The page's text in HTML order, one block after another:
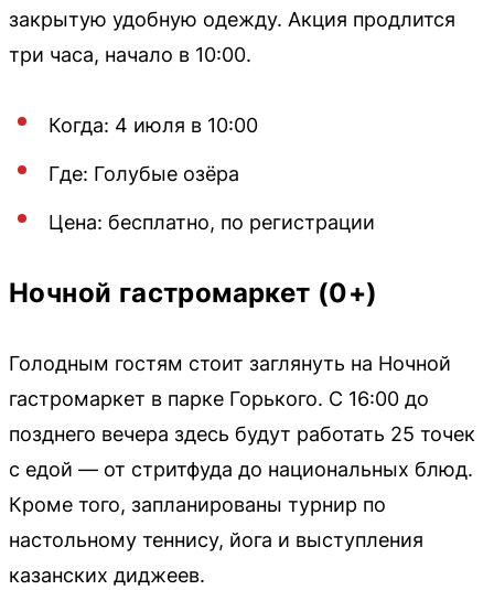
закрытую удобную одежду. Акция продлится
три часа, начало в 10:00.
Когда: 4 июля в 10:00
Где: Голубые озёра
Цена: бесплатно, по регистрации
Ночной гастромаркет (0+)
Голодным гостям стоит заглянуть на Ночной
гастромаркет в парке Горького. С 16:00 до
позднего вечера здесь будут работать 25 точек
с едой — от стритфуда до национальных блюд.
Кроме того, запланированы турнир по
настольному теннису, йога и выступления
казанских диджеев.